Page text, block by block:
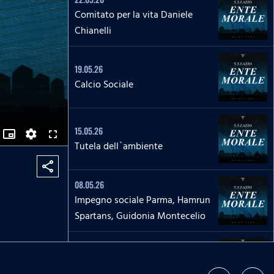
E
F
u
l
c
picture_in_picture_alt
share
Comitato per la vita Daniele
Chianelli
19.05.26
Calcio Sociale
15.05.26
Tutela dell`ambiente
08.05.26
Impegno sociale Parma, Hamrun
Spartans, Guidonia Montecelio